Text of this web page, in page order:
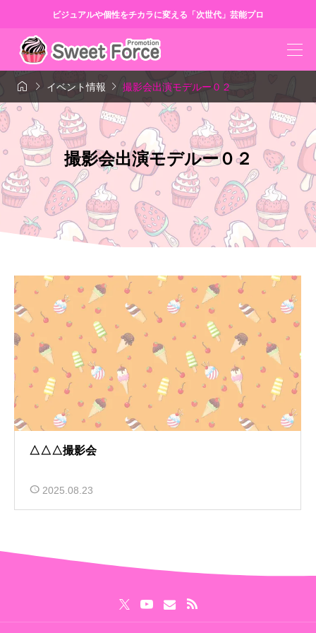
ビジュアルや個性をチカラに変える「次世代」芸能プロ
  イベント情報  撮影会出演モデルー０２
撮影会出演モデルー０２
△△△撮影会
2025.08.23